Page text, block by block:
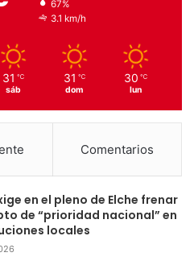
67%
3.1 km/h
31 ℃
sáb
31 ℃
dom
30 ℃
lun
Comentarios
en el pleno de Elche frenar
de “prioridad nacional” en
locales